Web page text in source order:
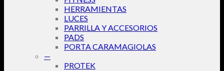
HERRAMIENTAS
LUCES
PARRILLA Y ACCESORIOS
PADS
PORTA CARAMAGIOLAS
—
PROTEK